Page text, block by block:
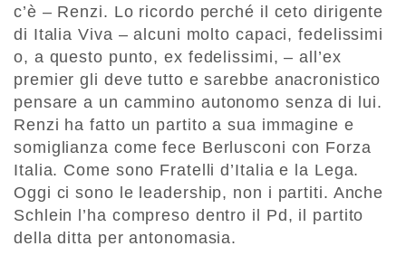
c’è – Renzi. Lo ricordo perché il ceto dirigente
di Italia Viva – alcuni molto capaci, fedelissimi
o, a questo punto, ex fedelissimi, – all’ex
premier gli deve tutto e sarebbe anacronistico
pensare a un cammino autonomo senza di lui.
Renzi ha fatto un partito a sua immagine e
somiglianza come fece Berlusconi con Forza
Italia. Come sono Fratelli d’Italia e la Lega.
Oggi ci sono le leadership, non i partiti. Anche
Schlein l’ha compreso dentro il Pd, il partito
della ditta per antonomasia.